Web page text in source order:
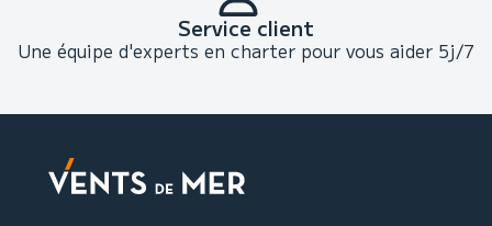
Service client
Une équipe d'experts en charter pour vous aider 5j/7